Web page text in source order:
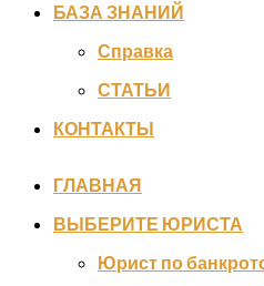
БАЗА ЗНАНИЙ
Справка
СТАТЬИ
КОНТАКТЫ
ГЛАВНАЯ
ВЫБЕРИТЕ ЮРИСТА
Юрист по